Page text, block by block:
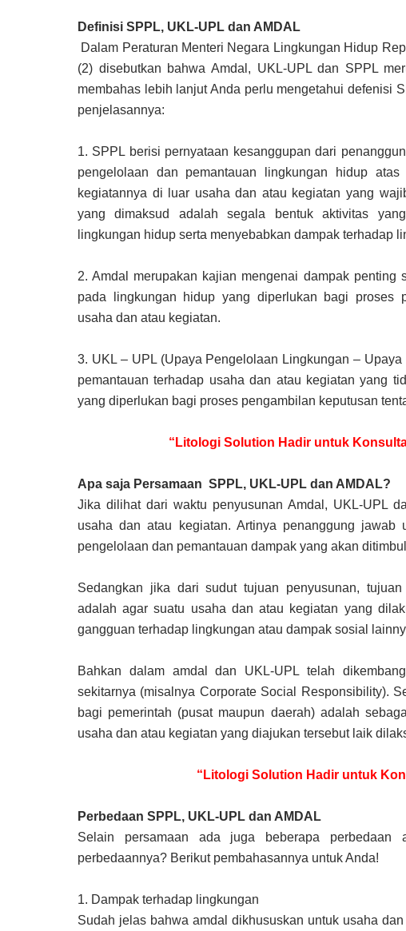
Definisi SPPL, UKL-UPL dan AMDAL
Dalam Peraturan Menteri Negara Lingkungan Hidup
(2) disebutkan bahwa Amdal, UKL-UPL dan SPPL
membahas lebih lanjut Anda perlu mengetahui defenisi
penjelasannya:
1. SPPL berisi pernyataan kesanggupan dari
pengelolaan dan pemantauan lingkungan hidup
kegiatannya di luar usaha dan atau kegiatan yang
yang dimaksud adalah segala bentuk aktivitas
lingkungan hidup serta menyebabkan dampak terhadap
2. Amdal merupakan kajian mengenai dampak
pada lingkungan hidup yang diperlukan bagi proses
usaha dan atau kegiatan.
3. UKL – UPL (Upaya Pengelolaan Lingkungan –
pemantauan terhadap usaha dan atau kegiatan yang
yang diperlukan bagi proses pengambilan keputusan
“Litologi Solution Hadir untuk
Apa saja Persamaan SPPL, UKL-UPL dan AMDAL?
Jika dilihat dari waktu penyusunan Amdal, UKL-UPL
usaha dan atau kegiatan. Artinya penanggung
pengelolaan dan pemantauan dampak yang akan
Sedangkan jika dari sudut tujuan penyusunan,
adalah agar suatu usaha dan atau kegiatan yang
gangguan terhadap lingkungan atau dampak sosial
Bahkan dalam amdal dan UKL-UPL telah
sekitarnya (misalnya Corporate Social Responsibility).
bagi pemerintah (pusat maupun daerah) adalah
usaha dan atau kegiatan yang diajukan tersebut laik
“Litologi Solution Hadir untuk
Perbedaan SPPL, UKL-UPL dan AMDAL
Selain persamaan ada juga beberapa
perbedaannya? Berikut pembahasannya untuk Anda!
1. Dampak terhadap lingkungan
Sudah jelas bahwa amdal dikhususkan untuk usaha